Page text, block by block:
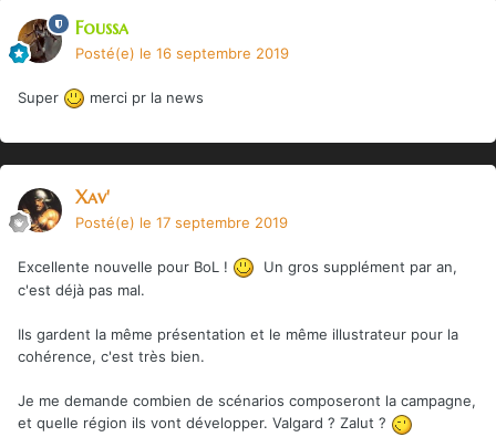
couverture souple à rabats,...
semaines sur le site de l'éditeur
donnerons des news plus précises quand la partie
graphique sera plus avancée. L'idée est que vous puissiez
avoir vos suppléments en main au plus tard avant Noël (de
cette année, il va sans dire…).
Foussa
Posté(e) le 16 septembre 2019
Super merci pr la news
Xav'
Posté(e) le 17 septembre 2019
Excellente nouvelle pour BoL !
Un gros supplément par an,
c'est déjà pas mal.
Ils gardent la même présentation et le même illustrateur pour la
cohérence, c'est très bien.
Je me demande combien de scénarios composeront la campagne,
et quelle région ils vont développer. Valgard ? Zalut ?